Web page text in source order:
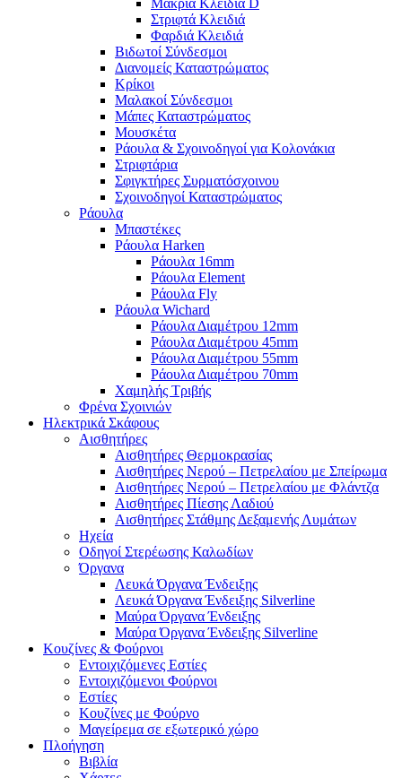
Μακριά Κλειδιά D
Στριφτά Κλειδιά
Φαρδιά Κλειδιά
Βιδωτοί Σύνδεσμοι
Διανομείς Καταστρώματος
Κρίκοι
Μαλακοί Σύνδεσμοι
Μάπες Καταστρώματος
Μουσκέτα
Ράουλα & Σχοινοδηγοί για Κολονάκια
Στριφτάρια
Σφιγκτήρες Συρματόσχοινου
Σχοινοδηγοί Καταστρώματος
Ράουλα
Μπαστέκες
Ράουλα Harken
Ράουλα 16mm
Ράουλα Element
Ράουλα Fly
Ράουλα Wichard
Ράουλα Διαμέτρου 12mm
Ράουλα Διαμέτρου 45mm
Ράουλα Διαμέτρου 55mm
Ράουλα Διαμέτρου 70mm
Χαμηλής Τριβής
Φρένα Σχοινιών
Ηλεκτρικά Σκάφους
Αισθητήρες
Αισθητήρες Θερμοκρασίας
Αισθητήρες Νερού – Πετρελαίου με Σπείρωμα
Αισθητήρες Νερού – Πετρελαίου με Φλάντζα
Αισθητήρες Πίεσης Λαδιού
Αισθητήρες Στάθμης Δεξαμενής Λυμάτων
Ηχεία
Οδηγοί Στερέωσης Καλωδίων
Όργανα
Λευκά Όργανα Ένδειξης
Λευκά Όργανα Ένδειξης Silverline
Μαύρα Όργανα Ένδειξης
Μαύρα Όργανα Ένδειξης Silverline
Κουζίνες & Φούρνοι
Εντοιχιζόμενες Εστίες
Εντοιχιζόμενοι Φούρνοι
Εστίες
Κουζίνες με Φούρνο
Μαγείρεμα σε εξωτερικό χώρο
Πλοήγηση
Βιβλία